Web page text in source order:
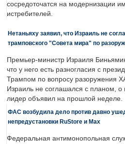
сосредоточатся на модернизации
истребителей.
Нетаньяху заявил, что Израиль не
трамповского "Совета мира" по
Премьер-министр Израиля
что у него есть разногласия с
Трампом по вопросу разоружения
Израиль не соглашался с планом, о
лидер объявил на прошлой неделе.
ФАС возбудила дело против давно
непредустановки RuStore и Max
Федеральная антимонопольная